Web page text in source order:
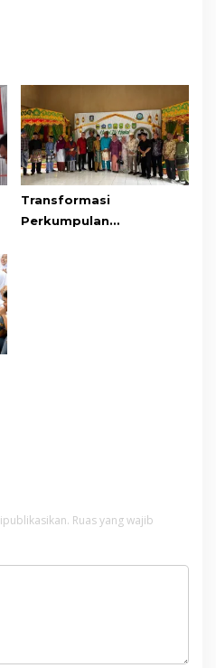
Transformasi
Perkumpulan
Ruas yang wajib